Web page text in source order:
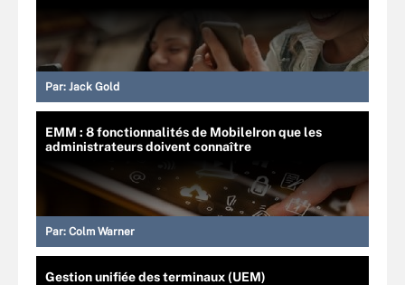
Par: Jack Gold
EMM : 8 fonctionnalités de MobileIron que les
administrateurs doivent connaître
Par: Colm Warner
Gestion unifiée des terminaux (UEM)